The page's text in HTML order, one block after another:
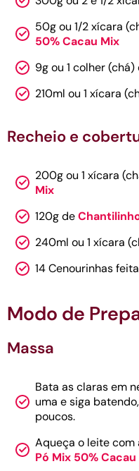
50g ou 1/2 xícara
50% Cacau Mix
9g ou 1 colher (chá)
210ml ou 1 xícara
Recheio e
200g ou 1 xícara
Mix
120g de
240ml ou 1 xícara
14 Cenourinhas
Modo de
Massa
Bata as claras em
uma e siga
poucos.
Aqueça o leite com
Pó Mix 50%